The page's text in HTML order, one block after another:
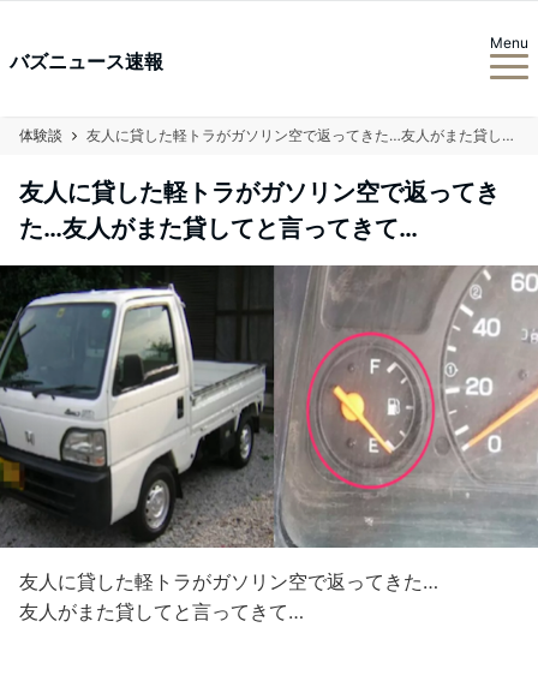
バズニュース速報
Menu
体験談 友人に貸した軽トラがガソリン空で返ってきた…友人がまた貸してと言ってきて…
友人に貸した軽トラがガソリン空で返ってき
た…友人がまた貸してと言ってきて…
友人に貸した軽トラがガソリン空で返ってきた…
友人がまた貸してと言ってきて…